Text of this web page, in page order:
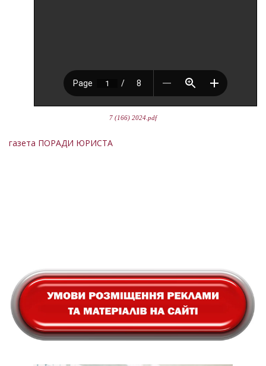
7 (166) 2024.pdf
газета ПОРАДИ ЮРИСТА